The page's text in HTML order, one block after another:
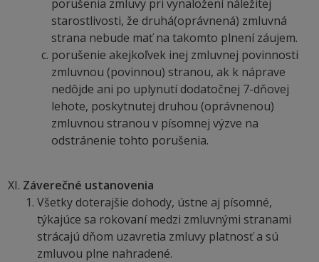
porušenia zmluvy pri vynaložení náležitej
starostlivosti, že druhá(oprávnená) zmluvná
strana nebude mať na takomto plnení záujem.
porušenie akejkoľvek inej zmluvnej povinnosti
zmluvnou (povinnou) stranou, ak k náprave
nedôjde ani po uplynutí dodatočnej 7-dňovej
lehote, poskytnutej druhou (oprávnenou)
zmluvnou stranou v písomnej výzve na
odstránenie tohto porušenia.
Záverečné ustanovenia
Všetky doterajšie dohody, ústne aj písomné,
týkajúce sa rokovaní medzi zmluvnými stranami
strácajú dňom uzavretia zmluvy platnosť a sú
zmluvou plne nahradené.